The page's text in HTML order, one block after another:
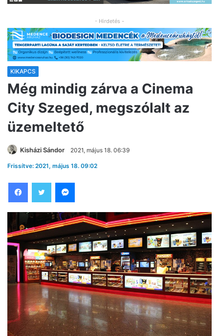
- Hirdetés -
KIKAPCS
Még mindig zárva a Cinema
City Szeged, megszólalt az
üzemeltető
Kisházi Sándor 2021, május 18. 06:39
Frissítve: 2021, május 18. 09:02